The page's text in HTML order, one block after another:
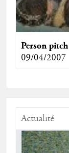
Person pitch
09/04/2007
Actualité